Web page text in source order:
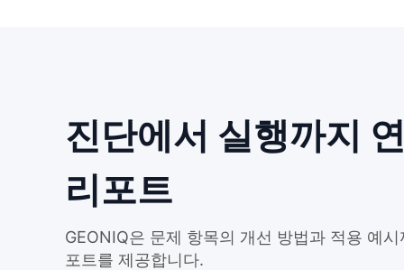
진단에서 실행까지
리포트
GEONIQ은 문제 항목의 개선 방법과 적용 예
포트를 제공합니다.